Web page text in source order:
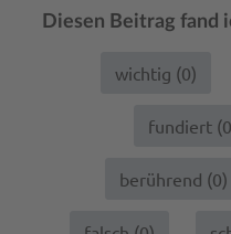
Diesen Beitrag fand
wichtig (0)
fundiert (
berührend (0)